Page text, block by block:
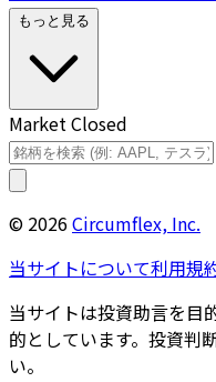
もっと見る
Market Closed
© 2026Circumflex, Inc.
当サイトについて利用規
当サイトは投資助言を目
的としています。投資判
い。